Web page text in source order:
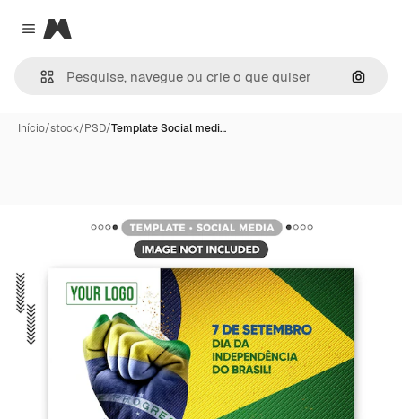
Close menu
Magnific
Início/stock/PSD/Template Social medi…